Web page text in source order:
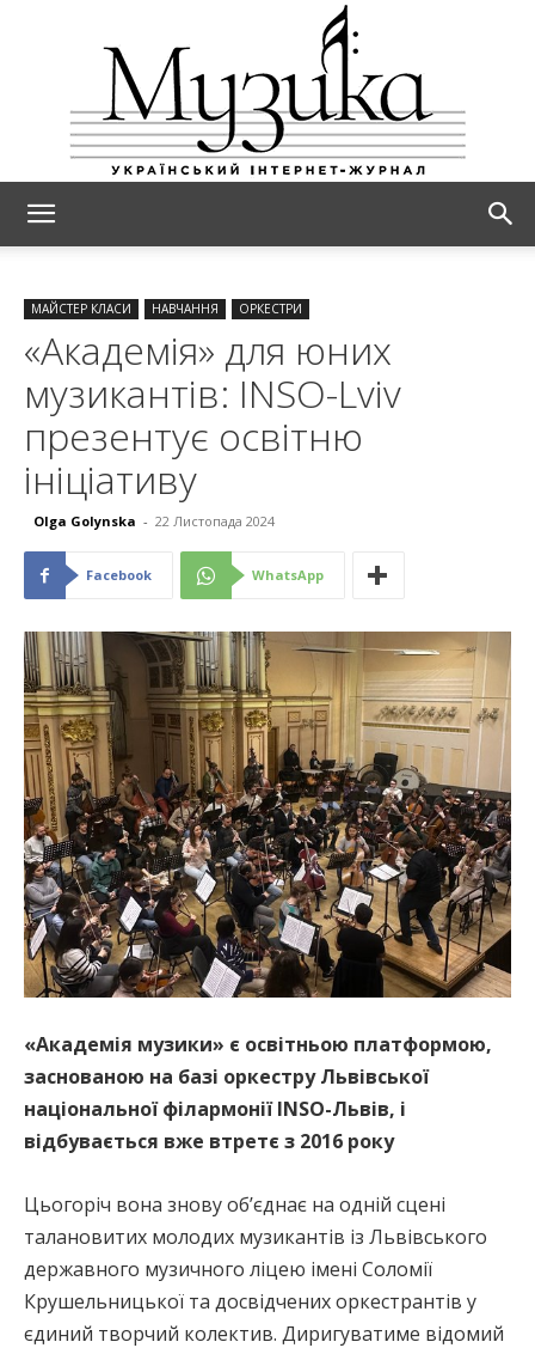
МАЙСТЕР КЛАСИ НАВЧАННЯ ОРКЕСТРИ
«Академія» для юних
музикантів: INSO-Lviv
презентує освітню
ініціативу
Olga Golynska - 22 Листопада 2024
Facebook WhatsApp
«Академія музики» є освітньою платформою,
заснованою на базі оркестру Львівської
національної філармонії INSO-Львів, і
відбувається вже втретє з 2016 року
Цьогоріч вона знову об’єднає на одній сцені
талановитих молодих музикантів із Львівського
державного музичного ліцею імені Соломії
Крушельницької та досвідчених оркестрантів у
єдиний творчий колектив. Диригуватиме відомий